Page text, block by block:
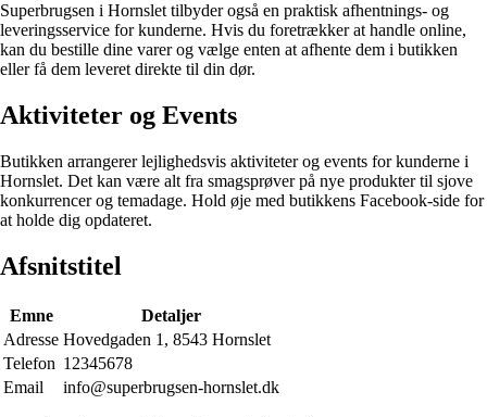
Superbrugsen i Hornslet tilbyder også en praktisk afhentnings- og
leveringsservice for kunderne. Hvis du foretrækker at handle online,
kan du bestille dine varer og vælge enten at afhente dem i butikken
eller få dem leveret direkte til din dør.
Aktiviteter og Events
Butikken arrangerer lejlighedsvis aktiviteter og events for kunderne i
Hornslet. Det kan være alt fra smagsprøver på nye produkter til sjove
konkurrencer og temadage. Hold øje med butikkens Facebook-side for
at holde dig opdateret.
Afsnitstitel
Emne
Detaljer
Adresse Hovedgaden 1, 8543 Hornslet
Telefon 12345678
Email
info@superbrugsen-hornslet.dk